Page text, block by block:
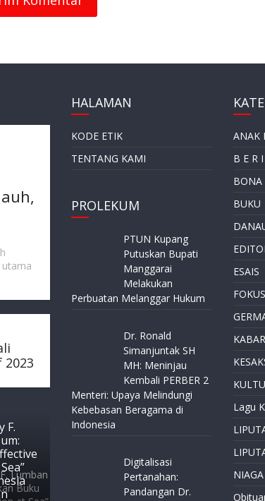
F.
HALAMAN
KODE ETIK
TENTANG KAMI
PROLEKUM
PTUN Kupang
Putuskan Bupati
Manggarai
Melakukan
Perbuatan Melanggar Hukum
Dr. Ronald
Simanjuntak SH
MH: Meninjau
Kembali PERBER 2
Menteri: Upaya Melindungi
Kebebasan Beragama di
Indonesia
Digitalisasi
Pertanahan:
Pandangan Dr.
ANAK
B E R
BONA
BUKU
ESAIS
Lagu
NIAGA